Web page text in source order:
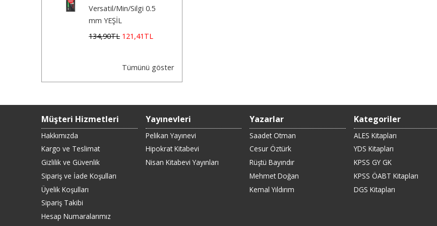
Versatil/Min/Silgi 0.5
mm YEŞİL
134,90TL 121 ,41 TL
Tümünü göster
Müşteri Hizmetleri
Hakkımızda
Kargo ve Teslimat
Gizlilik ve Güvenlik
Sipariş ve İade Koşulları
Üyelik Koşulları
Sipariş Takibi
Hesap Numaralarımız
Yayınevleri
Pelikan Yayınevi
Hipokrat Kitabevi
Nisan Kitabevi Yayınları
Yazarlar
Saadet Otman
Cesur Öztürk
Rüştü Bayındır
Mehmet Doğan
Kemal Yıldırım
Kategoriler
ALES Kitapları
YDS Kitapları
KPSS GY GK
KPSS ÖABT Kitapları
DGS Kitapları